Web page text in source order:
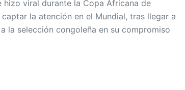
hizo viral durante la Copa Africana de
la atención en el Mundial, tras llegar a
la selección congoleña en su compromiso